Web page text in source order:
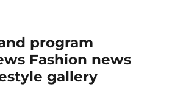
program
Fashion news
gallery